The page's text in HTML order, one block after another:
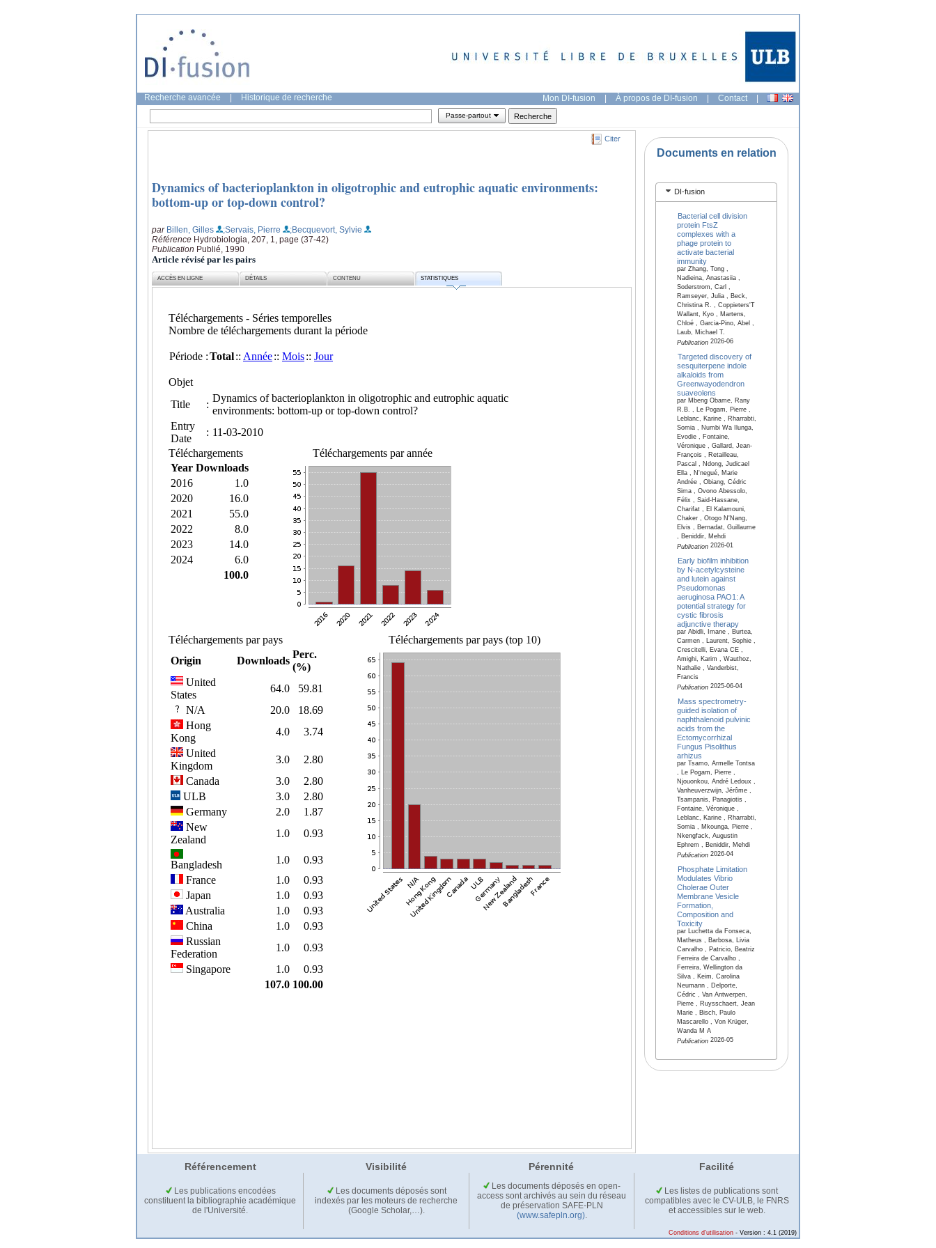
Recherche avancée Historique de recherche Mon DI-fusion | À propos de DI-fusion | Contact |
Passe-partout
Citer
Dynamics of bacterioplankton in oligotrophic and eutrophic aquatic environments:
bottom-up or top-down control?
par Billen, Gilles ;Servais, Pierre
;Becquevort, Sylvie
Référence Hydrobiologia, 207, 1, page (37-42)
Publication Publié, 1990
Article révisé par les pairs
ACCÈS EN LIGNE DÉTAILS CONTENU STATISTIQUES
Documents en relation
DI-fusion
Bacterial cell division
protein FtsZ
complexes with a
phage protein to
activate bacterial
immunity
par Zhang, Tong ,
Nadieina, Anastasiia ,
Soderstrom, Carl ,
Ramseyer, Julia , Beck,
Christina R. , Coppieters'T
Wallant, Kyo , Martens,
Chloé , Garcia-Pino, Abel ,
Laub, Michael T.
Publication2026-06
Targeted discovery of
sesquiterpene indole
alkaloids from
Greenwayodendron
suaveolens
par Mbeng Obame, Rany
R.B. , Le Pogam, Pierre ,
Leblanc, Karine , Rharrabti,
Somia , Numbi Wa Ilunga,
Evodie , Fontaine,
Véronique , Gallard, Jean-
François , Retailleau,
Pascal , Ndong, Judicael
Ella , N'negué, Marie
Andrée , Obiang, Cédric
Sima , Ovono Abessolo,
Félix , Said-Hassane,
Charifat , El Kalamouni,
Chaker , Otogo N'Nang,
Elvis , Bernadat, Guillaume
, Beniddir, Mehdi
Publication2026-01
Early biofilm inhibition
by N-acetylcysteine
and lutein against
Pseudomonas
aeruginosa PAO1: A
potential strategy for
cystic fibrosis
adjunctive therapy
par Abidli, Imane , Burtea,
Carmen , Laurent, Sophie ,
Crescitelli, Evana CE ,
Amighi, Karim , Wauthoz,
Nathalie , Vanderbist,
Francis
Publication2025-06-04
Mass spectrometry-
guided isolation of
naphthalenoid pulvinic
acids from the
Ectomycorrhizal
Fungus Pisolithus
arhizus
par Tsamo, Armelle Tontsa
, Le Pogam, Pierre ,
Njouonkou, André Ledoux ,
Vanheuverzwijn, Jérôme ,
Tsampanis, Panagiotis ,
Fontaine, Véronique ,
Leblanc, Karine , Rharrabti,
Somia , Mkounga, Pierre ,
Nkengfack, Augustin
Ephrem , Beniddir, Mehdi
Publication2026-04
Phosphate Limitation
Modulates Vibrio
Cholerae Outer
Membrane Vesicle
Formation,
Composition and
Toxicity
par Luchetta da Fonseca,
Matheus , Barbosa, Livia
Carvalho , Patricio, Beatriz
Ferreira de Carvalho ,
Ferreira, Wellington da
Silva , Keim, Carolina
Neumann , Delporte,
Cédric , Van Antwerpen,
Pierre , Ruysschaert, Jean
Marie , Bisch, Paulo
Mascarello , Von Krüger,
Wanda M A
Publication2026-05
Référencement Visibilité Pérennité Facilité
Les publications encodées
constituent la bibliographie académique
de l'Université.
Les documents déposés sont
indexés par les moteurs de recherche
(Google Scholar,…).
Les documents déposés en open-
access sont archivés au sein du réseau
de préservation SAFE-PLN
(www.safepln.org).
Les listes de publications sont
compatibles avec le CV-ULB, le FNRS
et accessibles sur le web.
Conditions d'utilisation - Version : 4.1 (2019)